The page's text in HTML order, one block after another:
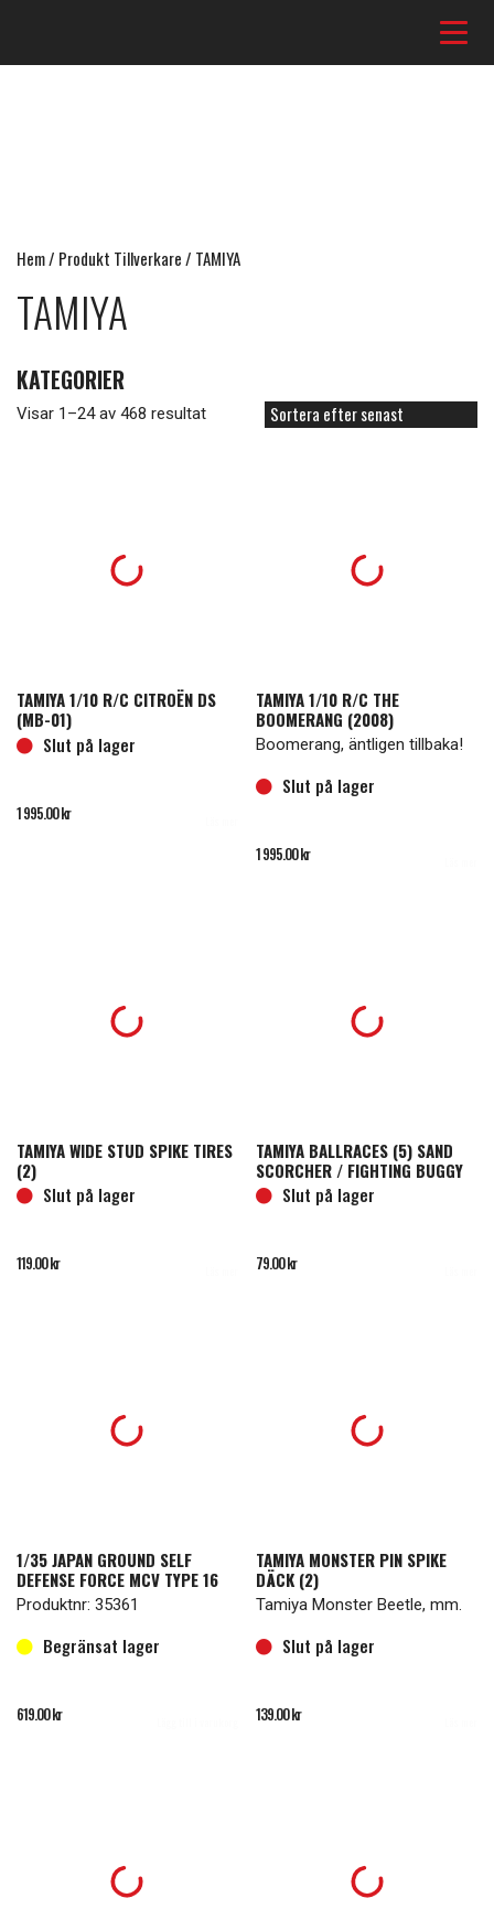
Hem/ Produkt Tillverkare / TAMIYA
TAMIYA
KATEGORIER
Visar 1–24 av 468 resultatSortera
TAMIYA 1/10 R/C CITROËN DS
(MB-01)
Slut på lager
1 995.00kr
TAMIYA 1/10 R/C THE
BOOMERANG (2008)
Boomerang, äntligen tillbaka!
Slut på lager
1 995.00kr
TAMIYA WIDE STUD SPIKE TIRES
(2)
Slut på lager
119.00kr
TAMIYA BALLRACES (5) SAND
SCORCHER / FIGHTING BUGGY
Slut på lager
79.00kr
1/35 JAPAN GROUND SELF
DEFENSE FORCE MCV TYPE 16
Produktnr: 35361
Begränsat lager
619.00kr
TAMIYA MONSTER PIN SPIKE
DÄCK (2)
Tamiya Monster Beetle, mm.
Slut på lager
139.00kr